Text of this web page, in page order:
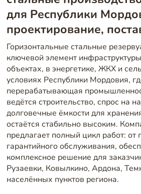
для Республики
проектирование,
Горизонтальные стальные
ключевой элемент
объектах, в энергетике, ЖКХ и
условиях Республики Мордовия,
перерабатывающая
ведётся строительство, спрос на
долговечные ёмкости для
остаётся стабильно высоким.
предлагает полный цикл работ: от
гарантийного обслуживания,
комплексное решение для
Рузаевки, Ковылкино, Ардона,
населённых пунктов региона.